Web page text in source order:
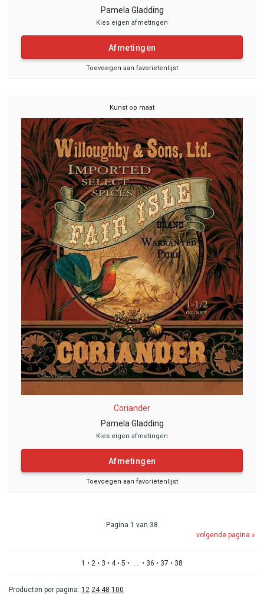
Pamela Gladding
Kies eigen afmetingen
Afmetingen
Toevoegen aan favorietenlijst
Kunst op maat
Coriander
Pamela Gladding
Kies eigen afmetingen
Afmetingen
Toevoegen aan favorietenlijst
Pagina 1 van 38
volgende pagina »
1 • 2 • 3 • 4• 5 • ... • 36 • 37 • 38
Producten per pagina: 12 24 48 100